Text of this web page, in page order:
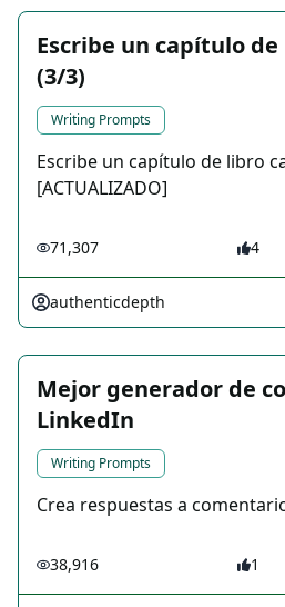
Escribe un capítulo de
(3/3)
Writing Prompts
Escribe un capítulo de libro
[ACTUALIZADO]
71,307 4
authenticdepth
Mejor generador de
LinkedIn
Writing Prompts
Crea respuestas a
38,916 1